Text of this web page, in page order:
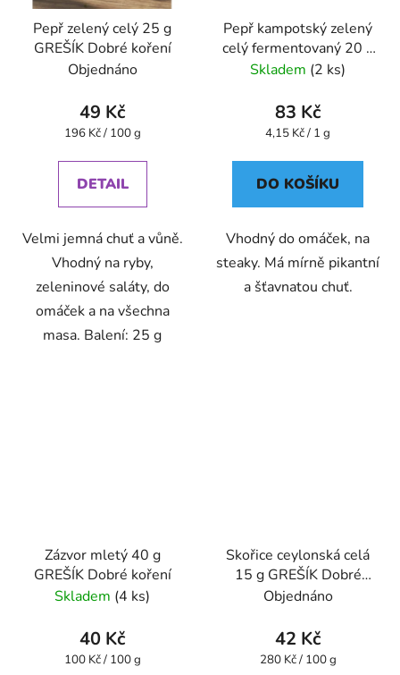
Pepř zelený celý 25 g
GREŠÍK Dobré koření
Objednáno
49 Kč
Měrná
196 Kč / 100 g
DETAIL
Velmi jemná chuť a vůně.
Vhodný na ryby,
zeleninové saláty, do
omáček a na všechna
masa. Balení: 25 g
Pepř kampotský zelený
celý fermentovaný 20 g
GREŠÍK Dobré koření
Skladem (2 ks)
83 Kč
Měrná
4,15 Kč / 1 g
DO KOŠÍKU
Vhodný do omáček, na
steaky. Má mírně pikantní
a šťavnatou chuť.
Zázvor mletý 40 g
GREŠÍK Dobré koření
Skladem (4 ks)
40 Kč
Měrná
100 Kč / 100 g
Skořice ceylonská celá
15 g GREŠÍK Dobré
koření
Objednáno
42 Kč
Měrná
280 Kč / 100 g